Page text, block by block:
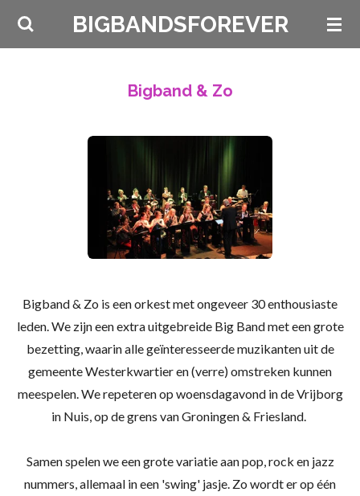
Ga
BIGBANDSFOREVER
Bigband & Zo
Bigband & Zo is een orkest met ongeveer 30 enthousiaste
leden. We zijn een extra uitgebreide Big Band met een grote
bezetting, waarin alle geïnteresseerde muzikanten uit de
gemeente Westerkwartier en (verre) omstreken kunnen
meespelen. We repeteren op woensdagavond in de Vrijborg
in Nuis, op de grens van Groningen & Friesland.
Samen spelen we een grote variatie aan pop, rock en jazz
nummers, allemaal in een 'swing' jasje. Zo wordt er op één